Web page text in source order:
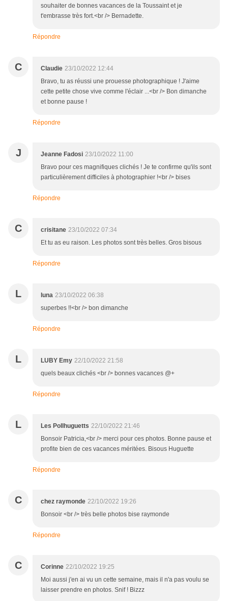
souhaiter de bonnes vacances de la Toussaint et je
t'embrasse très fort.<br /> Bernadette.
Répondre
C Claudie 23/10/2022 12:44
Bravo, tu as réussi une prouesse photographique ! J'aime
cette petite chose vive comme l'éclair ...<br /> Bon dimanche
et bonne pause !
Répondre
J Jeanne Fadosi 23/10/2022 11:00
Bravo pour ces magnifiques clichés ! Je te confirme qu'ils sont
particulièrement difficiles à photographier !<br /> bises
Répondre
C crisitane 23/10/2022 07:34
Et tu as eu raison. Les photos sont très belles. Gros bisous
Répondre
L luna 23/10/2022 06:38
superbes !!<br /> bon dimanche
Répondre
L LUBY Emy 22/10/2022 21:58
quels beaux clichés <br /> bonnes vacances @+
Répondre
L Les Pollhuguetts 22/10/2022 21:46
Bonsoir Patricia,<br /> merci pour ces photos. Bonne pause et
profite bien de ces vacances méritées. Bisous Huguette
Répondre
C chez raymonde 22/10/2022 19:26
Bonsoir <br /> très belle photos bise raymonde
Répondre
C Corinne 22/10/2022 19:25
Moi aussi j'en ai vu un cette semaine, mais il n'a pas voulu se
laisser prendre en photos. Snif ! Bizzz